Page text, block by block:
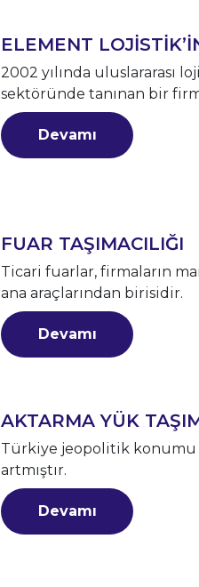
ELEMENT
2002 yılında uluslararası
sektöründe tanınan bir
Devamı
FUAR TAŞIMACILIĞI
Ticari fuarlar, firmaların
ana araçlarından birisidir.
Devamı
AKTARMA YÜK
Türkiye jeopolitik konumu
artmıştır.
Devamı